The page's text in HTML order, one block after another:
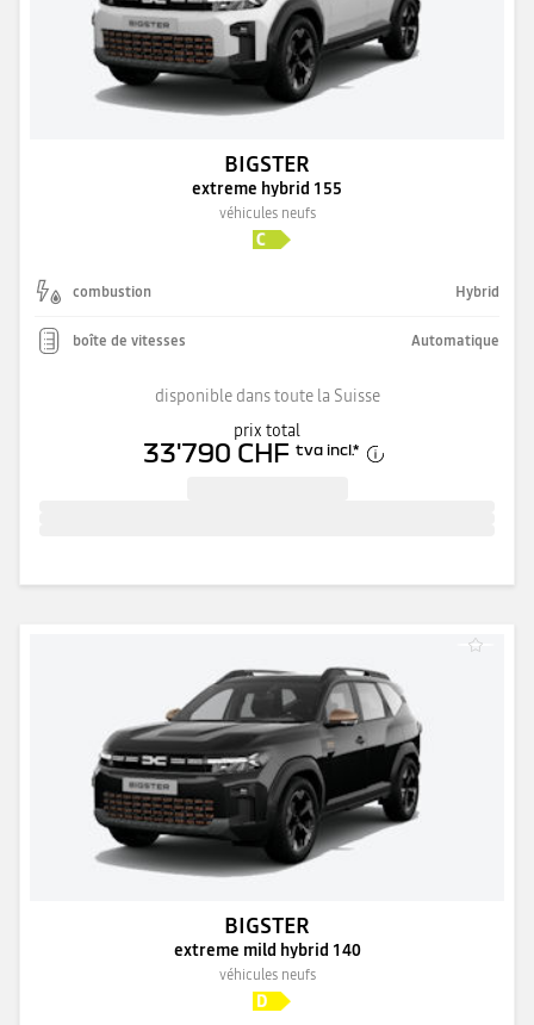
BIGSTER
extreme hybrid 155
véhicules neufs
combustion Hybrid
boîte de vitesses Automatique
disponible dans toute la Suisse
prix total
33'790 CHF tva incl.*
BIGSTER
extreme mild hybrid 140
véhicules neufs